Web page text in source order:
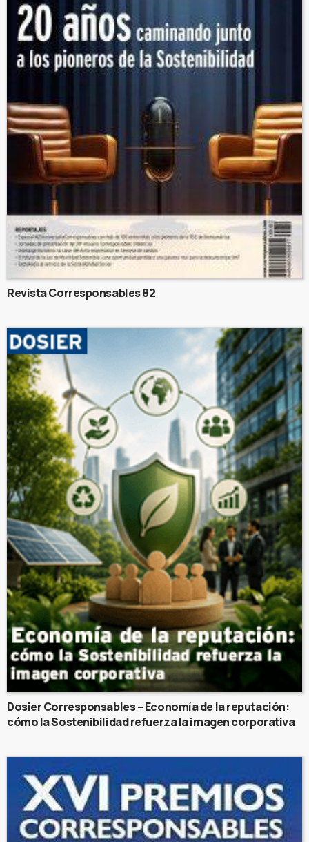
Revista Corresponsables 82
Dosier Corresponsables – Economía de la reputación:
cómo la Sostenibilidad refuerza la imagen corporativa